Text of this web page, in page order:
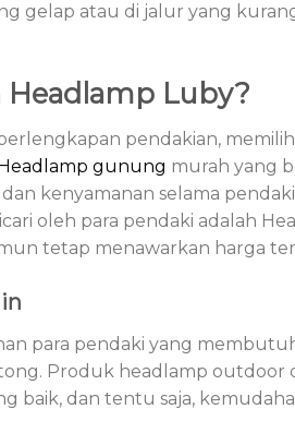
gelap atau di jalur yang
Headlamp Luby?
pendakian,
gunung murah yang
kenyamanan selama
oleh para pendaki adalah
tetap menawarkan harga
para pendaki yang
Produk headlamp outdoor
baik, dan tentu saja,